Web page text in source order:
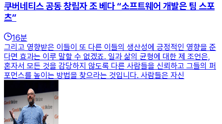
쿠버네티스 공동 창립자 조 베다 “소프트웨어 개발은 팀 스포
츠”
16분
그리고 영향받은 이들이 또 다른 이들의 생산성에 긍정적인 영향을 준
다면 효과는 이루 말할 수 없겠죠. 일과 삶의 균형에 대한 제 조언은,
혼자서 모든 것을 감당하지 않도록 다른 사람들을 신뢰하고 그들의 퍼
포먼스를 높이는 방법을 찾으라는 것입니다. 사람들은 자신